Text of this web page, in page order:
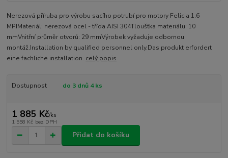
Nerezová příruba pro výrobu sacího potrubí pro motory Felicia 1.6
MPIMateriál: nerezová ocel - třída AISI 304Tloušťka materiálu: 10
mmVnitřní průměr otvorů: 29 mmVýrobek vyžaduje odbornou
montáž.Installation by qualified personnel only.Das produkt erfordert
eine fachliche installation. celý popis
Dostupnost do 3 dnů 4 ks
1 885 Kč/ks
1 558 Kč bez DPH
Přidat do košíku